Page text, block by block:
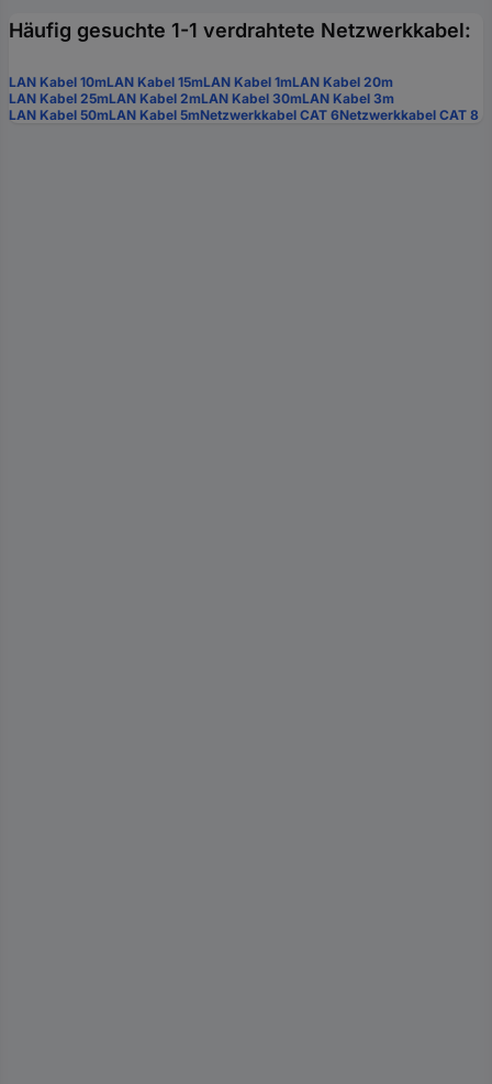
Häufig gesuchte 1-1 verdrahtete Netzwerkkabel:
LAN Kabel 10mLAN Kabel 15mLAN Kabel 1mLAN Kabel 20m
LAN Kabel 25mLAN Kabel 2mLAN Kabel 30mLAN Kabel 3m
LAN Kabel 50mLAN Kabel 5mNetzwerkkabel CAT 6Netzwerkkabel CAT 8